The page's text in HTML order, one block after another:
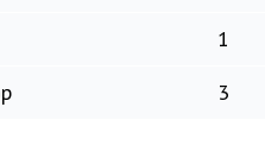
1
3